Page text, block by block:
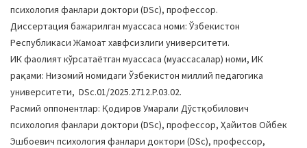
психология фанлари доктори (DSc), профессор.
Диссертация бажарилган муассаса номи: Ўзбекистон
Республикаси Жамоат хавфсизлиги университети.
ИК фаолият кўрсатаётган муассаса (муассасалар) номи, ИК
рақами: Низомий номидаги Ўзбекистон миллий педагогика
университети, DSc.01/2025.2712.P.03.02.
Расмий оппонентлар: Қодиров Умарали Дўстқобилович
психология фанлари доктори (DSc), профессор, Ҳайитов Ойбек
Эшбоевич психология фанлари доктори (DSc), профессор,